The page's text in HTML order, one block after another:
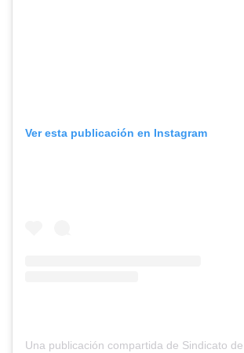
Ver esta publicación en Instagram